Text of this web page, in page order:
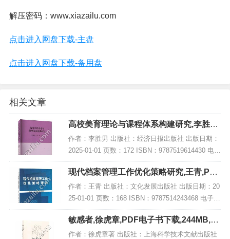
解压密码：www.xiazailu.com
点击进入网盘下载-主盘
点击进入网盘下载-备用盘
相关文章
高校美育理论与课程体系构建研究,李胜男,
PDF电子书网盘下载
作者：李胜男 出版社：经济日报出版社 出版日期：
2025-01-01 页数：172 ISBN：9787519614430 电子
书大小：191MB [高清扫描版PDF格式] 内容简介
《高校美...
现代档案管理工作优化策略研究,王青,PDF
电子书网盘下载
作者：王青 出版社：文化发展出版社 出版日期：20
25-01-01 页数：168 ISBN：9787514243468 电子书
大小：264MB [高清扫描版PDF格式] 内容简介 书
名：《现...
敏感者,徐虎章,PDF电子书下载,244MB,网
盘资源
作者：徐虎章著 出版社：上海科学技术文献出版社